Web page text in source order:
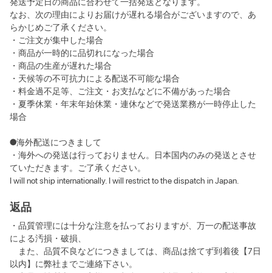
なお、次の理由によりお届けが遅れる場合がございますので、あ
らかじめご了承ください。
・ご注文が集中した場合
・商品が一時的に品切れになった場合
・商品の生産が遅れた場合
・天候等の不可抗力による配送不可能な場合
・料金過不足等、ご注文・お支払などに不備があった場合
・夏季休業・年末年始休業・連休などで発送業務が一時停止した
場合
●海外配送につきまして
・海外への発送は行っておりません。日本国内のみの発送とさせ
ていただきます。ご了承ください。
I will not ship internationally. I will restrict to the dispatch in Japan.
返品
・品質管理には十分な注意を払っておりますが、万一の配送事故
による汚損・破損、
また、品質不良などにつきましては、商品は捨てず到着後【7日
以内】に弊社までご連絡下さい。